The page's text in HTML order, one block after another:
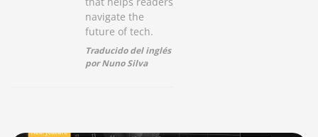
navigate the
future of tech.
Traducido del inglés
por Nuno Silva